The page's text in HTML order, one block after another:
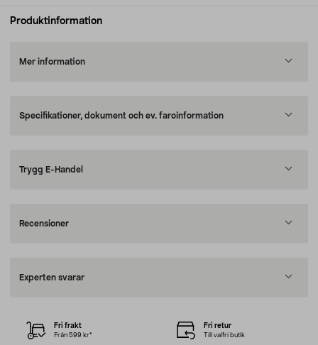
Produktinformation
Mer information
Specifikationer, dokument och ev. faroinformation
Trygg E-Handel
Recensioner
Experten svarar
Fri frakt
Från 599 kr*
Fri retur
Till valfri butik